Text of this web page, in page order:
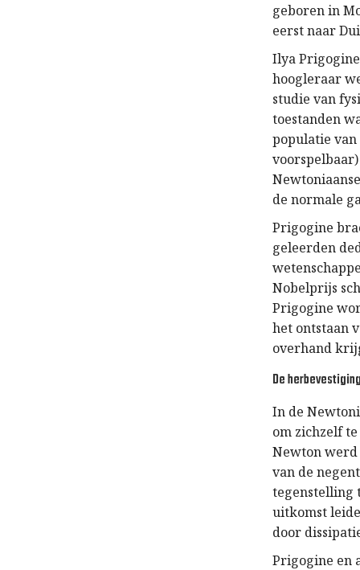
geboren in
eerst naar
Ilya
hoogleraar
studie van
toestanden
populatie
de normale
Prigogine
geleerden
Nobelprijs
Prigogine
het ontstaan
overhand
De
In de
om zichzelf
Newton werd
van de
tegenstelling
uitkomst
door
Prigogine en